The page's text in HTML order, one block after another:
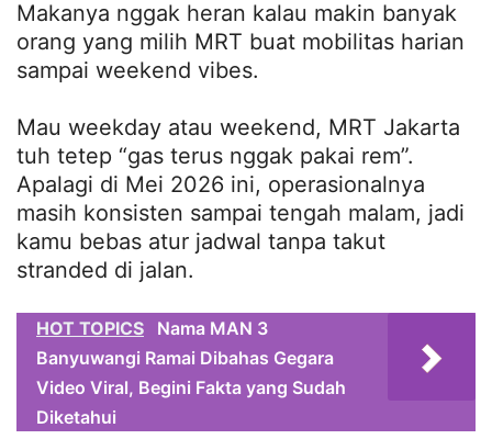
Makanya nggak heran kalau makin banyak
orang yang milih MRT buat mobilitas harian
sampai weekend vibes.
Mau weekday atau weekend, MRT Jakarta
tuh tetep “gas terus nggak pakai rem”.
Apalagi di Mei 2026 ini, operasionalnya
masih konsisten sampai tengah malam, jadi
kamu bebas atur jadwal tanpa takut
stranded di jalan.
HOT TOPICS
Nama MAN 3
Banyuwangi Ramai Dibahas Gegara
Video Viral, Begini Fakta yang Sudah
Diketahui